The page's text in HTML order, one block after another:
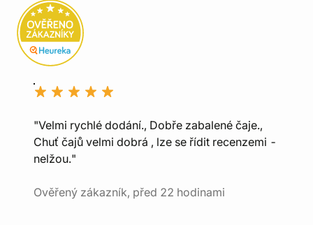
"Velmi rychlé dodání., Dobře zabalené čaje.,
Chuť čajů velmi dobrá , lze se řídit recenzemi -
nelžou."
Ověřený zákazník, před 22 hodinami